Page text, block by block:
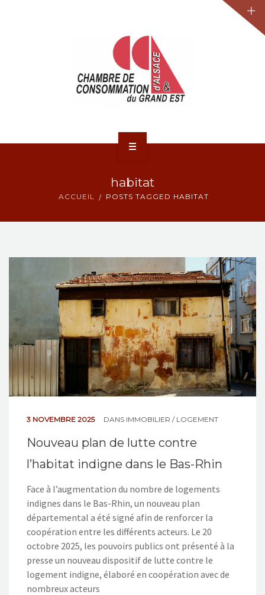
habitat
ACCUEIL POSTS TAGGED HABITAT
3 NOVEMBRE 2025 DANS IMMOBILIER / LOGEMENT
Nouveau plan de lutte contre
l’habitat indigne dans le Bas-Rhin
Face à l’augmentation du nombre de logements
indignes dans le Bas-Rhin, un nouveau plan
départemental a été signé afin de renforcer la
coopération entre les différents acteurs. Le 20
octobre 2025, les pouvoirs publics ont présenté à la
presse un nouveau dispositif de lutte contre le
logement indigne, élaboré en coopération avec de
nombreux acteurs